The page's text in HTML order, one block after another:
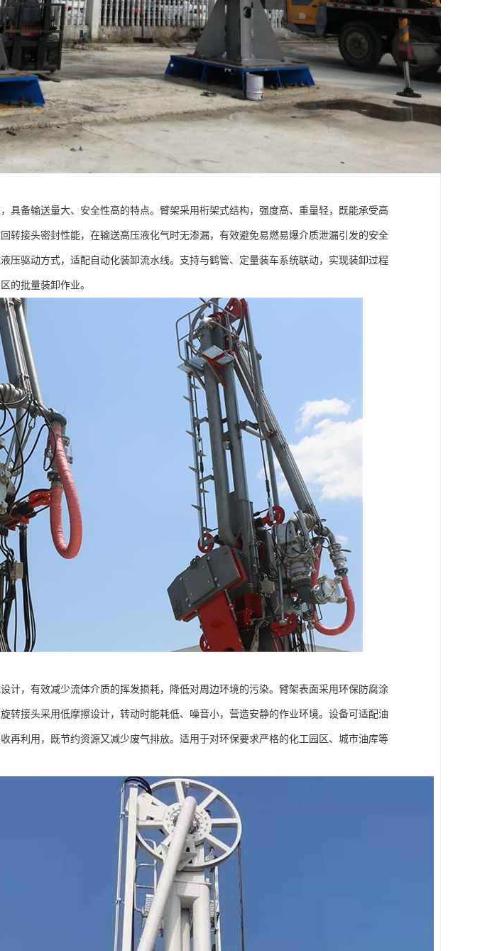
具备输送量大、安全性高的特点。臂架采用桁架式结构，强度高、重量轻，既能承受高
转接头密封性能，在输送高压液化气时无渗漏，有效避免易燃易爆介质泄漏引发的安全
压驱动方式，适配自动化装卸流水线。支持与鹤管、定量装车系统联动，实现装卸过程
的批量装卸作业。
计，有效减少流体介质的挥发损耗，降低对周边环境的污染。臂架表面采用环保防腐涂
转接头采用低摩擦设计，转动时能耗低、噪音小，营造安静的作业环境。设备可适配油
再利用，既节约资源又减少废气排放。适用于对环保要求严格的化工园区、城市油库等